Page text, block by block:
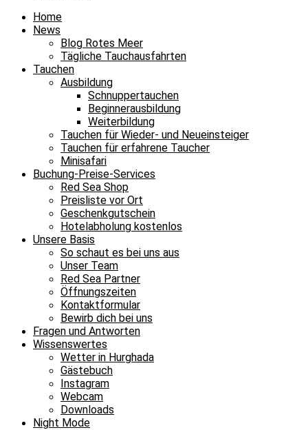
Home
News
Blog Rotes Meer
Tägliche Tauchausfahrten
Tauchen
Ausbildung
Schnuppertauchen
Beginnerausbildung
Weiterbildung
Tauchen für Wieder- und Neueinsteiger
Tauchen für erfahrene Taucher
Minisafari
Buchung-Preise-Services
Red Sea Shop
Preisliste vor Ort
Geschenkgutschein
Hotelabholung kostenlos
Unsere Basis
So schaut es bei uns aus
Unser Team
Red Sea Partner
Öffnungszeiten
Kontaktformular
Bewirb dich bei uns
Fragen und Antworten
Wissenswertes
Wetter in Hurghada
Gästebuch
Instagram
Webcam
Downloads
Night Mode